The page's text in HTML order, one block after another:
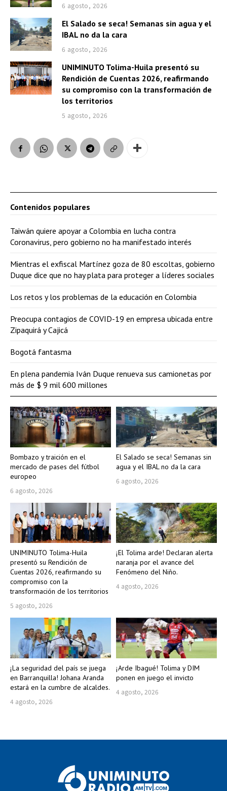
6 agosto, 2026
El Salado se seca! Semanas sin agua y el
IBAL no da la cara
6 agosto, 2026
UNIMINUTO Tolima-Huila presentó su
Rendición de Cuentas 2026, reafirmando
su compromiso con la transformación de
los territorios
5 agosto, 2026
Bombazo y traición en el
mercado de pases del fútbol
europeo
6 agosto, 2026
El Salado se seca! Semanas sin
agua y el IBAL no da la cara
6 agosto, 2026
UNIMINUTO Tolima-Huila
presentó su Rendición de
Cuentas 2026, reafirmando su
compromiso con la
transformación de los territorios
5 agosto, 2026
¡El Tolima arde! Declaran alerta
naranja por el avance del
Fenómeno del Niño.
4 agosto, 2026
¡La seguridad del país se juega
en Barranquilla! Johana Aranda
estará en la cumbre de alcaldes.
4 agosto, 2026
¡Arde Ibagué! Tolima y DIM
ponen en juego el invicto
4 agosto, 2026
Contenidos populares
Taiwán quiere apoyar a Colombia en lucha contra
Coronavirus, pero gobierno no ha manifestado interés
Mientras el exfiscal Martínez goza de 80 escoltas, gobierno
Duque dice que no hay plata para proteger a líderes sociales
Los retos y los problemas de la educación en Colombia
Preocupa contagios de COVID-19 en empresa ubicada entre
Zipaquirá y Cajicá
Bogotá fantasma
En plena pandemia Iván Duque renueva sus camionetas por
más de $ 9 mil 600 millones